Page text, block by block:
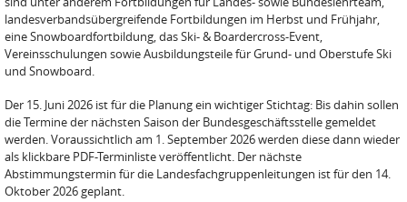
landesverbandsübergreifende Fortbildungen im Herbst und Frühjahr,
eine Snowboardfortbildung, das Ski- & Boardercross-Event,
Vereinsschulungen sowie Ausbildungsteile für Grund- und Oberstufe Ski
und Snowboard.
Der 15. Juni 2026 ist für die Planung ein wichtiger Stichtag: Bis dahin sollen
die Termine der nächsten Saison der Bundesgeschäftsstelle gemeldet
werden. Voraussichtlich am 1. September 2026 werden diese dann wieder
als klickbare PDF-Terminliste veröffentlicht. Der nächste
Abstimmungstermin für die Landesfachgruppenleitungen ist für den 14.
Oktober 2026 geplant.